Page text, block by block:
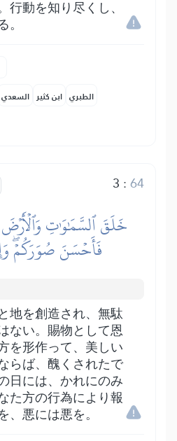
行動を知り尽くし、
。
السعدي ابن كثير الطبري
3 :64
خَلَقَ ٱلسَّمَٰوَٰتِ
فَأَحۡسَنَ صُوَرَكُمۡۖ
地を創造され、無駄
ない。賜物として恩
を形作って、美しい
らば、醜くされたで
日には、かれにのみ
た方の行為により報
、悪には悪を。